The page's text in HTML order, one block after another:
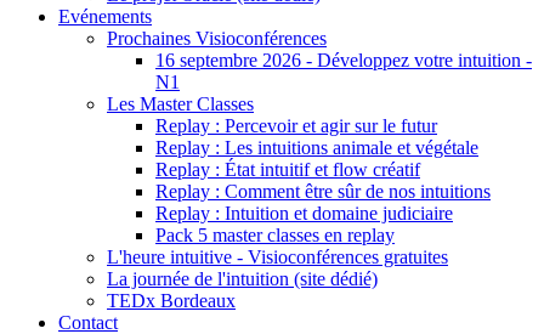
Evénements
Prochaines Visioconférences
16 septembre 2026 - Développez votre intuition -
N1
Les Master Classes
Replay : Percevoir et agir sur le futur
Replay : Les intuitions animale et végétale
Replay : État intuitif et flow créatif
Replay : Comment être sûr de nos intuitions
Replay : Intuition et domaine judiciaire
Pack 5 master classes en replay
L'heure intuitive - Visioconférences gratuites
La journée de l'intuition (site dédié)
TEDx Bordeaux
Contact